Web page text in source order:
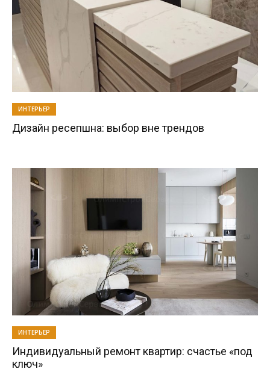
ИНТЕРЬЕР
Дизайн ресепшна: выбор вне трендов
ИНТЕРЬЕР
Индивидуальный ремонт квартир: счастье «под
ключ»